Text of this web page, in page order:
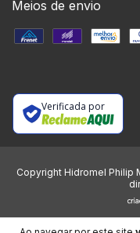
Meios de envio
Verificada por
Copyright Hidromel Philip